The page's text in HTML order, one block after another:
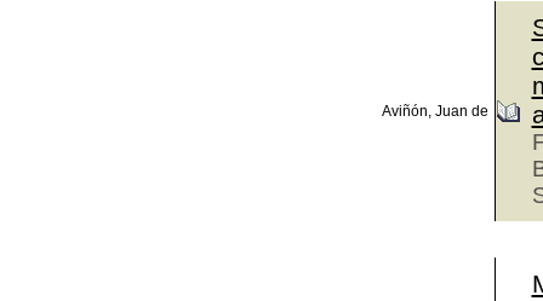
Aviñón, Juan de